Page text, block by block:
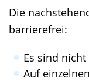
Die
barrierefrei:
Es sind
Auf
wechseln.
Deutscher
Gebärdensprache
angezeigt.